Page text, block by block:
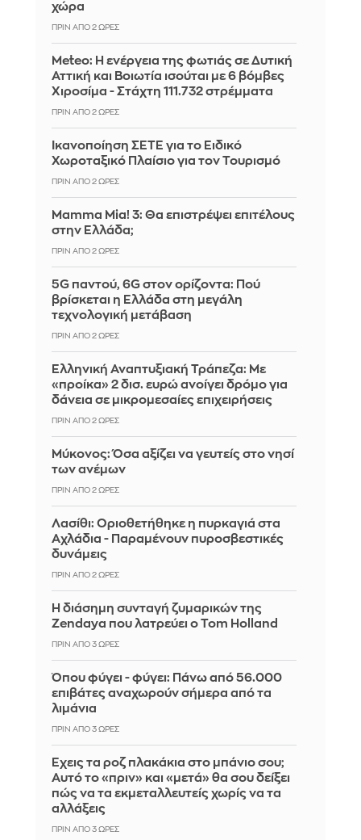
χώρα
ΠΡΙΝ ΑΠΌ 2 ΏΡΕΣ
Meteo: Η ενέργεια της φωτιάς σε Δυτική
Αττική και Βοιωτία ισούται με 6 βόμβες
Χιροσίμα - Στάχτη 111.732 στρέμματα
ΠΡΙΝ ΑΠΌ 2 ΏΡΕΣ
Ικανοποίηση ΣΕΤΕ για το Ειδικό
Χωροταξικό Πλαίσιο για τον Τουρισμό
ΠΡΙΝ ΑΠΌ 2 ΏΡΕΣ
Mamma Mia! 3: Θα επιστρέψει επιτέλους
στην Ελλάδα;
ΠΡΙΝ ΑΠΌ 2 ΏΡΕΣ
5G παντού, 6G στον ορίζοντα: Πού
βρίσκεται η Ελλάδα στη μεγάλη
τεχνολογική μετάβαση
ΠΡΙΝ ΑΠΌ 2 ΏΡΕΣ
Ελληνική Αναπτυξιακή Τράπεζα: Με
«προίκα» 2 δισ. ευρώ ανοίγει δρόμο για
δάνεια σε μικρομεσαίες επιχειρήσεις
ΠΡΙΝ ΑΠΌ 2 ΏΡΕΣ
Μύκονος: Όσα αξίζει να γευτείς στο νησί
των ανέμων
ΠΡΙΝ ΑΠΌ 2 ΏΡΕΣ
Λασίθι: Οριοθετήθηκε η πυρκαγιά στα
Αχλάδια - Παραμένουν πυροσβεστικές
δυνάμεις
ΠΡΙΝ ΑΠΌ 2 ΏΡΕΣ
Η διάσημη συνταγή ζυμαρικών της
Zendaya που λατρεύει ο Tom Holland
ΠΡΙΝ ΑΠΌ 3 ΏΡΕΣ
Όπου φύγει - φύγει: Πάνω από 56.000
επιβάτες αναχωρούν σήμερα από τα
λιμάνια
ΠΡΙΝ ΑΠΌ 3 ΏΡΕΣ
Έχεις τα ροζ πλακάκια στο μπάνιο σου;
Αυτό το «πριν» και «μετά» θα σου δείξει
πώς να τα εκμεταλλευτείς χωρίς να τα
αλλάξεις
ΠΡΙΝ ΑΠΌ 3 ΏΡΕΣ